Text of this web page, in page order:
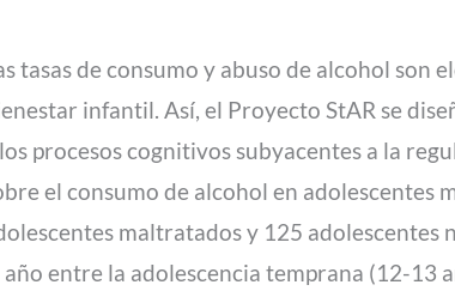
tasas de consumo y abuso de alcohol son
infantil. Así, el Proyecto StAR se
procesos cognitivos subyacentes a la
el consumo de alcohol en
maltratados y 125 adolescentes
año entre la adolescencia temprana (12-13